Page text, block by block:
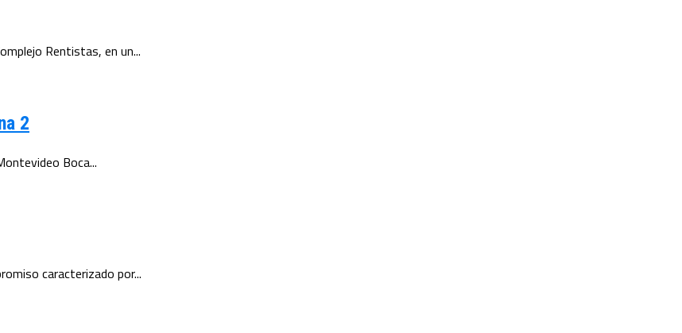
Rentistas, en un...
2
Boca...
caracterizado por...